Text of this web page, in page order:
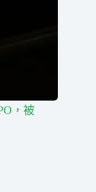
，被